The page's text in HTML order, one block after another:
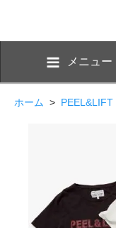
メニュー
ホーム > PEEL&LIFT